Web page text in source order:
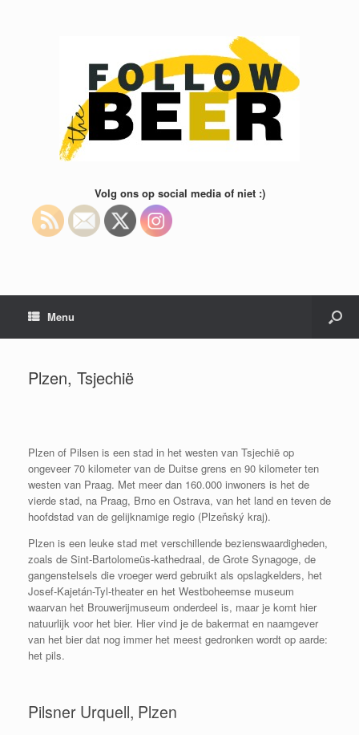
Volg ons op social media of niet :)
Menu
Plzen, Tsjechië
Plzen of Pilsen is een stad in het westen van Tsjechië op
ongeveer 70 kilometer van de Duitse grens en 90 kilometer ten
westen van Praag. Met meer dan 160.000 inwoners is het de
vierde stad, na Praag, Brno en Ostrava, van het land en teven de
hoofdstad van de gelijknamige regio (Plzeňský kraj).
Plzen is een leuke stad met verschillende bezienswaardigheden,
zoals de Sint-Bartolomeüs-kathedraal, de Grote Synagoge, de
gangenstelsels die vroeger werd gebruikt als opslagkelders, het
Josef-Kajetán-Tyl-theater en het Westboheemse museum
waarvan het Brouwerijmuseum onderdeel is, maar je komt hier
natuurlijk voor het bier. Hier vind je de bakermat en naamgever
van het bier dat nog immer het meest gedronken wordt op aarde:
het pils.
Pilsner Urquell, Plzen